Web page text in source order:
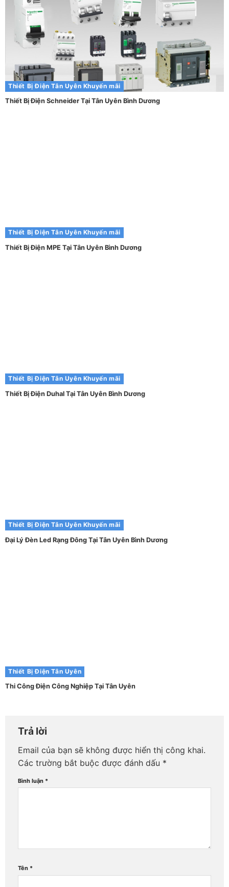
Thiết Bị Điện Tân Uyên Khuyến mãi
Thiết Bị Điện Schneider Tại Tân Uyên Bình Dương
Thiết Bị Điện Tân Uyên Khuyến mãi
Thiết Bị Điện MPE Tại Tân Uyên Bình Dương
Thiết Bị Điện Tân Uyên Khuyến mãi
Thiết Bị Điện Duhal Tại Tân Uyên Bình Dương
Thiết Bị Điện Tân Uyên Khuyến mãi
Đại Lý Đèn Led Rạng Đông Tại Tân Uyên Bình Dương
Thiết Bị Điện Tân Uyên
Thi Công Điện Công Nghiệp Tại Tân Uyên
Trả lời
Email của bạn sẽ không được hiển thị công khai.
Các trường bắt buộc được đánh dấu *
Bình luận *
Tên *